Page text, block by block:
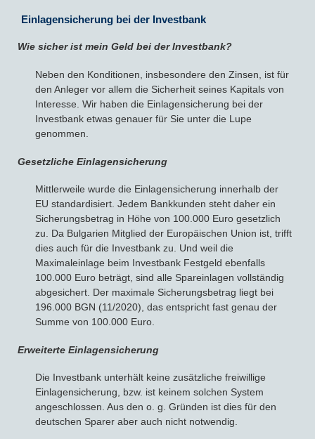
Einlagensicherung bei der Investbank
Wie sicher ist mein Geld bei der Investbank?
Neben den Konditionen, insbesondere den Zinsen, ist für
den Anleger vor allem die Sicherheit seines Kapitals von
Interesse. Wir haben die Einlagensicherung bei der
Investbank etwas genauer für Sie unter die Lupe
genommen.
Gesetzliche Einlagensicherung
Mittlerweile wurde die Einlagensicherung innerhalb der
EU standardisiert. Jedem Bankkunden steht daher ein
Sicherungsbetrag in Höhe von 100.000 Euro gesetzlich
zu. Da Bulgarien Mitglied der Europäischen Union ist, trifft
dies auch für die Investbank zu. Und weil die
Maximaleinlage beim Investbank Festgeld ebenfalls
100.000 Euro beträgt, sind alle Spareinlagen vollständig
abgesichert. Der maximale Sicherungsbetrag liegt bei
196.000 BGN (11/2020), das entspricht fast genau der
Summe von 100.000 Euro.
Erweiterte Einlagensicherung
Die Investbank unterhält keine zusätzliche freiwillige
Einlagensicherung, bzw. ist keinem solchen System
angeschlossen. Aus den o. g. Gründen ist dies für den
deutschen Sparer aber auch nicht notwendig.